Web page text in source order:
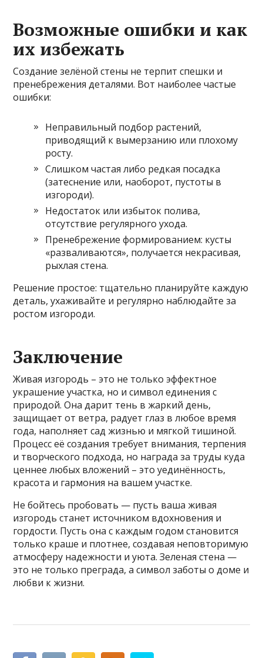
Возможные ошибки и как
их избежать
Создание зелёной стены не терпит спешки и
пренебрежения деталями. Вот наиболее частые
ошибки:
Неправильный подбор растений,
приводящий к вымерзанию или плохому
росту.
Слишком частая либо редкая посадка
(затеснение или, наоборот, пустоты в
изгороди).
Недостаток или избыток полива,
отсутствие регулярного ухода.
Пренебрежение формированием: кусты
«разваливаются», получается некрасивая,
рыхлая стена.
Решение простое: тщательно планируйте каждую
деталь, ухаживайте и регулярно наблюдайте за
ростом изгороди.
Заключение
Живая изгородь – это не только эффектное
украшение участка, но и символ единения с
природой. Она дарит тень в жаркий день,
защищает от ветра, радует глаз в любое время
года, наполняет сад жизнью и мягкой тишиной.
Процесс её создания требует внимания, терпения
и творческого подхода, но награда за труды куда
ценнее любых вложений – это уединённость,
красота и гармония на вашем участке.
Не бойтесь пробовать — пусть ваша живая
изгородь станет источником вдохновения и
гордости. Пусть она с каждым годом становится
только краше и плотнее, создавая неповторимую
атмосферу надежности и уюта. Зеленая стена —
это не только преграда, а символ заботы о доме и
любви к жизни.